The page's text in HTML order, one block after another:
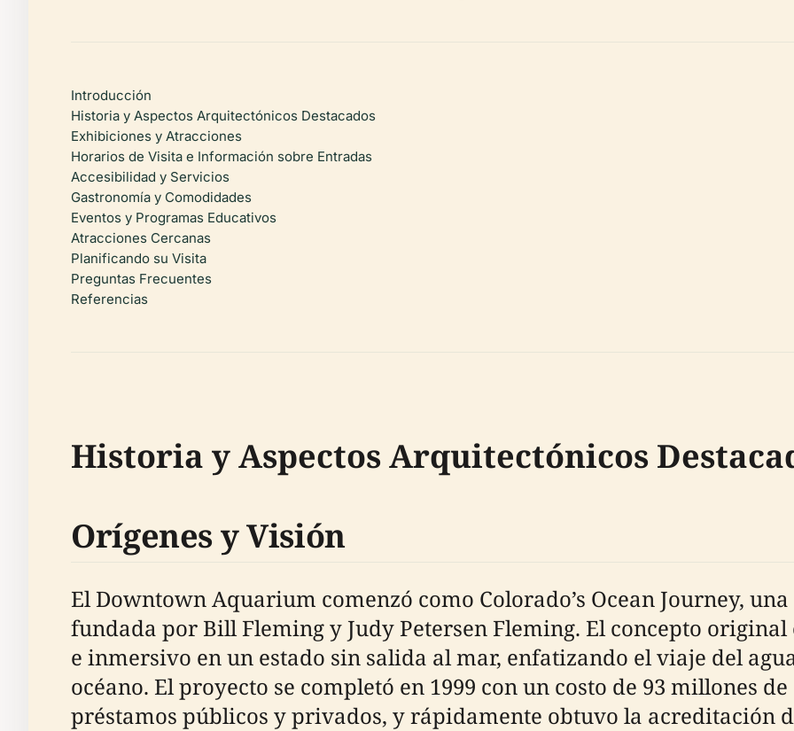
Introducción
Historia y Aspectos Arquitectónicos Destacados
Exhibiciones y Atracciones
Horarios de Visita e Información sobre Entradas
Accesibilidad y Servicios
Gastronomía y Comodidades
Eventos y Programas Educativos
Atracciones Cercanas
Planificando su Visita
Preguntas Frecuentes
Referencias
Historia y Aspectos Arquitectónicos
Orígenes y Visión
El Downtown Aquarium comenzó como Colorado’s Ocean Journey,
fundada por Bill Fleming y Judy Petersen Fleming. El concepto
e inmersivo en un estado sin salida al mar, enfatizando el viaje del
océano. El proyecto se completó en 1999 con un costo de 93 millones
préstamos públicos y privados, y rápidamente obtuvo la acreditación